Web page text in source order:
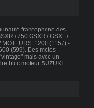
francophone des
/ 750 GSXR / GSXF /
MOTEURS: 1200 (1157) -
(599). Des motos
mais avec un
bloc moteur SUZUKI